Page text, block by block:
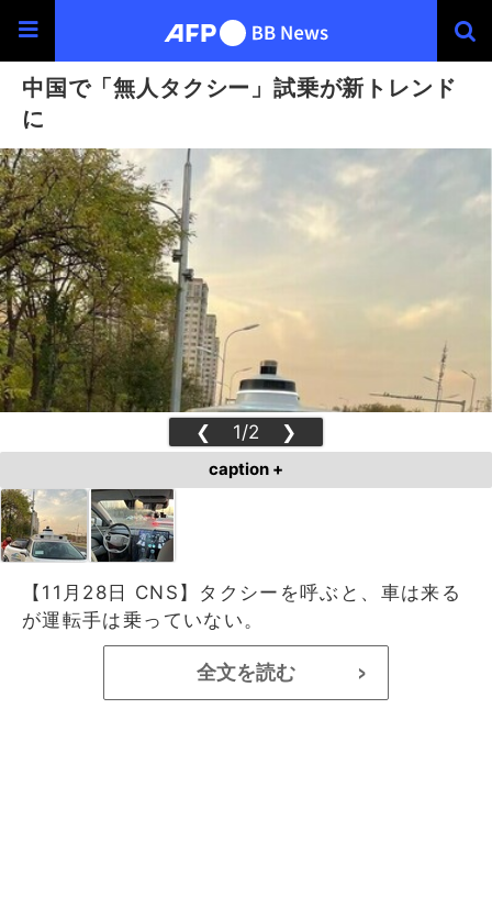
中国で「無人タクシー」試乗が新トレンド
に
❮ 1/2 ❯
caption +
【11月28日 CNS】タクシーを呼ぶと、車は来る
が運転手は乗っていない。
全文を読む >